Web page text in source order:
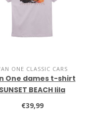
ONE CLASSIC CARS
One dames t-shirt
SUNSET BEACH lila
€39,99